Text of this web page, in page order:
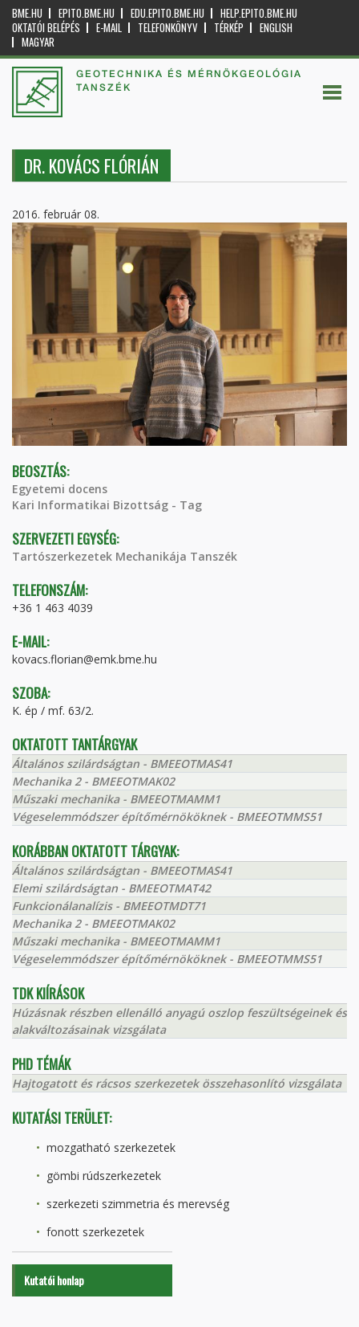
BME.HU EPITO.BME.HU EDU.EPITO.BME.HU
HELP.EPITO.BME.HU
OKTATÓI BELÉPÉS
E-MAIL TELEFONKÖNYV TÉRKÉP
ENGLISH
MAGYAR
GEOTECHNIKA ÉS MÉRNÖKGEOLÓGIA
TANSZÉK
DR. KOVÁCS FLÓRIÁN
2016. február 08.
BEOSZTÁS:
Egyetemi docens
Kari Informatikai Bizottság - Tag
SZERVEZETI EGYSÉG:
Tartószerkezetek Mechanikája Tanszék
TELEFONSZÁM:
+36 1 463 4039
E-MAIL:
kovacs.florian@emk.bme.hu
SZOBA:
K. ép / mf. 63/2.
OKTATOTT TANTÁRGYAK
Általános szilárdságtan - BMEEOTMAS41
Mechanika 2 - BMEEOTMAK02
Műszaki mechanika - BMEEOTMAMM1
Végeselemmódszer építőmérnököknek - BMEEOTMMS51
KORÁBBAN OKTATOTT TÁRGYAK:
Általános szilárdságtan - BMEEOTMAS41
Elemi szilárdságtan - BMEEOTMAT42
Funkcionálanalízis - BMEEOTMDT71
Mechanika 2 - BMEEOTMAK02
Műszaki mechanika - BMEEOTMAMM1
Végeselemmódszer építőmérnököknek - BMEEOTMMS51
TDK KIÍRÁSOK
Húzásnak részben ellenálló anyagú oszlop feszültségeinek és
alakváltozásainak vizsgálata
PHD TÉMÁK
Hajtogatott és rácsos szerkezetek összehasonlító vizsgálata
KUTATÁSI TERÜLET:
mozgatható szerkezetek
gömbi rúdszerkezetek
szerkezeti szimmetria és merevség
fonott szerkezetek
Kutatói honlap